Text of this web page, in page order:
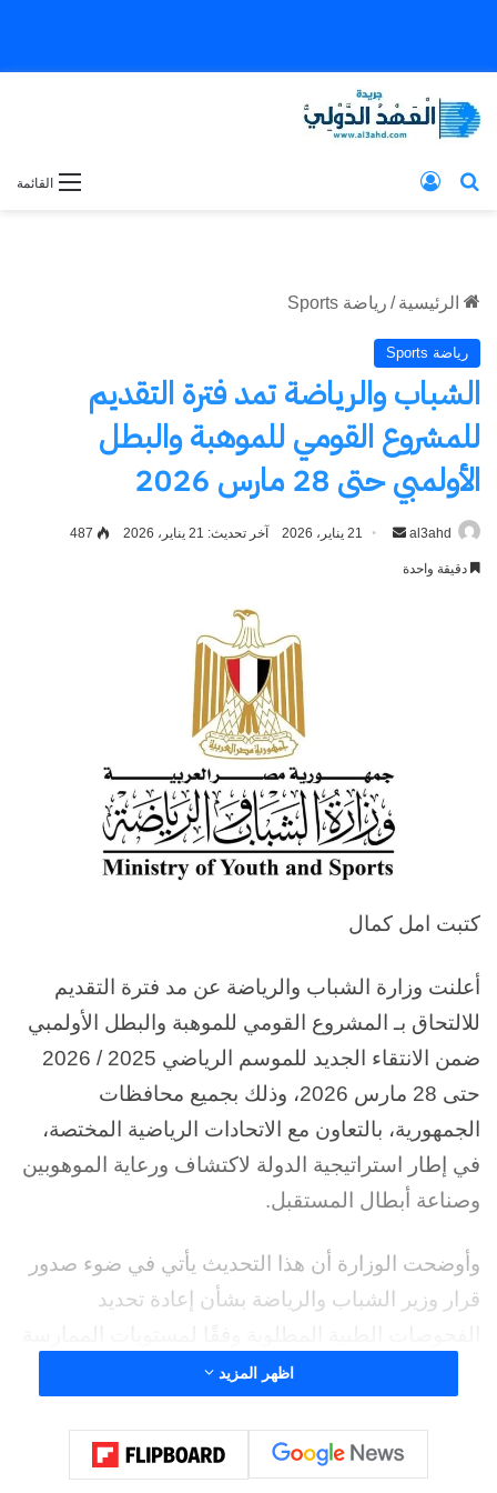
القائمة بحث عن
الرئيسية / رياضة Sports
رياضة Sports
الشباب والرياضة تمد فترة التقديم
للمشروع القومي للموهبة والبطل
الأولمبي حتى 28 مارس 2026
al3ahd
أرسل
21 يناير، 2026 آخر تحديث: 21 يناير، 2026 487
دقيقة واحدة
كتبت امل كمال
أعلنت وزارة الشباب والرياضة عن مد فترة التقديم
للالتحاق بـ المشروع القومي للموهبة والبطل الأولمبي
ضمن الانتقاء الجديد للموسم الرياضي 2025 / 2026
حتى 28 مارس 2026، وذلك بجميع محافظات
الجمهورية، بالتعاون مع الاتحادات الرياضية المختصة،
في إطار استراتيجية الدولة لاكتشاف ورعاية الموهوبين
وصناعة أبطال المستقبل.
وأوضحت الوزارة أن هذا التحديث يأتي في ضوء صدور
قرار وزير الشباب والرياضة بشأن إعادة تحديد
الرياضية، بما يضمن تحقيق أعلى معايير السلامة الطبية
وأكدت الوزارة أن الفحوصات الطبية المطلوبة
اظهر المزيد